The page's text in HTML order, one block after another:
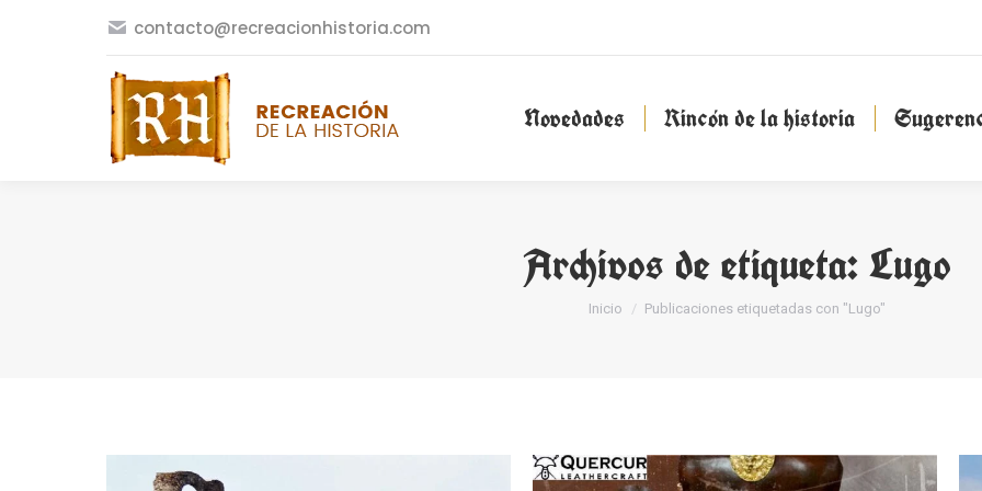
contacto@recreacionhistoria.com
Novedades Rincón de la historia
Archivos de etiqueta:Lugo
Estás aquí:
Inicio Publicaciones etiquetadas con "Lugo"
Novedades Rincón de la historia